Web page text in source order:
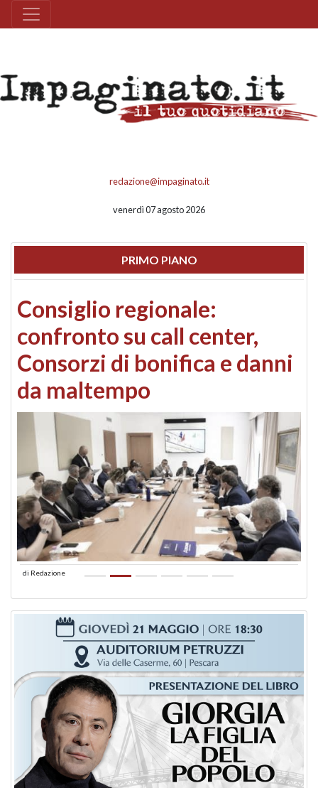
redazione@impaginato.it
venerdì 07 agosto 2026
PRIMO PIANO
Consiglio regionale:
confronto su call center,
Consorzi di bonifica e danni
da maltempo
di Redazione